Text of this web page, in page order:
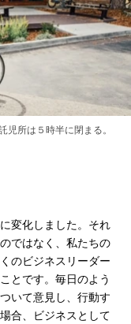
所は５時半に閉まる。
変化しました。それ
ではなく、私たちの
のビジネスリーダー
とです。毎日のよう
いて意見し、行動す
合、ビジネスとして